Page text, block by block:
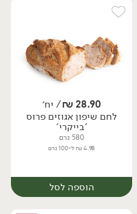
28.90
₪/ יח׳
לחם שיפון אגוזים פרוס
'בייקרי'
580 גרם
4.98 ₪ ל-100 גרם
הוספה לסל